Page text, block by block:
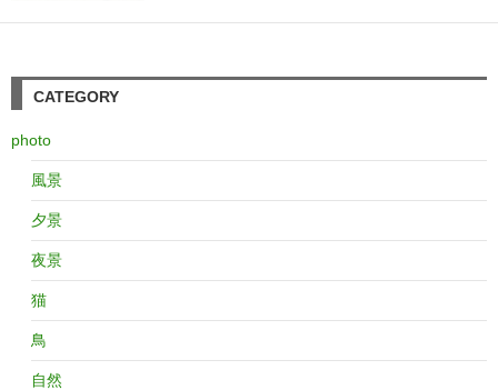
CATEGORY
photo
風景
夕景
夜景
猫
鳥
自然